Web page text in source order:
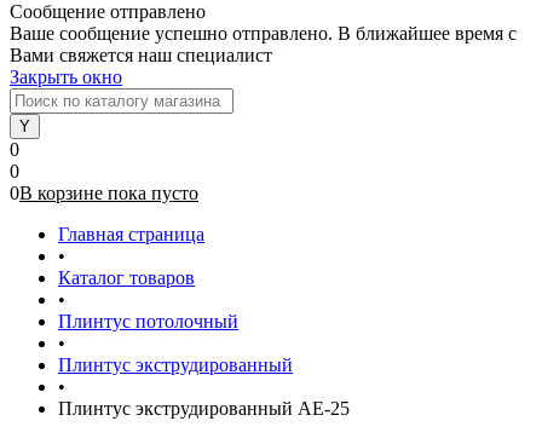
Сообщение отправлено
Ваше сообщение успешно отправлено. В ближайшее время с
Вами свяжется наш специалист
Закрыть окно
0
0
0В корзине пока пусто
Главная страница
•
Каталог товаров
•
Плинтус потолочный
•
Плинтус экструдированный
•
Плинтус экструдированный AE-25